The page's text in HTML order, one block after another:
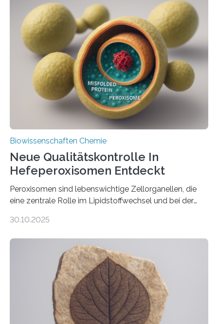
Biowissenschaften Chemie
Neue Qualitätskontrolle In
Hefeperoxisomen Entdeckt
Peroxisomen sind lebenswichtige Zellorganellen, die
eine zentrale Rolle im Lipidstoffwechsel und bei der
erfüllen können, müssen zahlreiche Enzyme präzise in
der Ruhr-Universität Bochum um Prof. Dr. Ralf Erdmann
und Dr. Ismaila Francis Yusuf hat nun einen bislang
unbekannten Qualitätskontrollmechanismus des
peroxisomalen Proteintransports in der Bäckerhefe
Saccharomyces cerevisiae entdeckt, der für die
Funktionsfähigkeit der Organellen entscheidend ist. Die
Studie wurde am 28. Oktober 2025 in der
30.10.2025